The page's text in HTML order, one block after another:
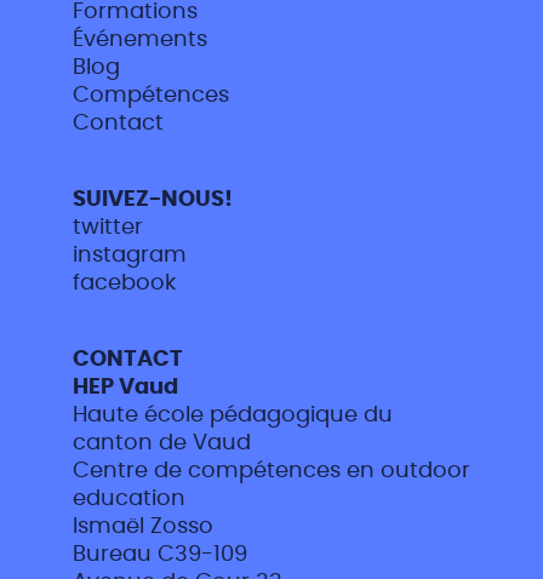
Formations
Événements
Blog
Compétences
Contact
SUIVEZ-NOUS!
twitter
instagram
facebook
CONTACT
HEP Vaud
Haute école pédagogique du
canton de Vaud
Centre de compétences en outdoor
education
Ismaël Zosso
Bureau C39-109